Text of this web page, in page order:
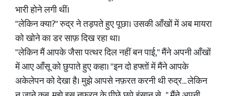
भारी होने लगी थीं।
"लेकिन क्या?" रुद्र ने तड़पते हुए पूछा। उसकी आँखों में अब मायरा
को खोने का डर साफ़ दिख रहा था।
"लेकिन मैं आपके जैसा पत्थर दिल नहीं बन पाई," मैंने अपनी आँखों
में आए आँसू को छुपाते हुए कहा। "इन दो हफ्तों में मैंने आपके
अकेलेपन को देखा है। मुझे आपसे नफ़रत करनी थी रुद्र... लेकिन